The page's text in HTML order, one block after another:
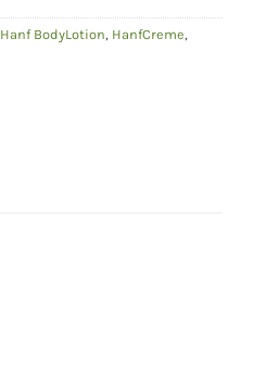
Hanf BodyLotion, HanfCreme,